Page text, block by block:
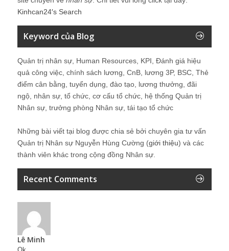
Kinhcan24′s Search
Keyword của Blog
Quản trị nhân sự, Human Resources, KPI, Đánh giá hiệu
quả công việc, chính sách lương, CnB, lương 3P, BSC, Thẻ
điểm cân bằng, tuyển dụng, đào tạo, lương thưởng, đãi
ngộ, nhân sự, tổ chức, cơ cấu tổ chức, hệ thống Quản trị
Nhân sự, trưởng phòng Nhân sự, tái tạo tổ chức
Những bài viết tại blog được chia sẻ bởi chuyên gia tư vấn
Quản trị Nhân sự Nguyễn Hùng Cường (giới thiệu) và các
thành viên khác trong cộng đồng Nhân sự.
Recent Comments
Lê Minh